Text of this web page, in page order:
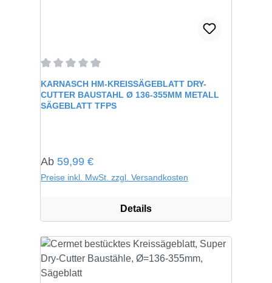
Durchschnittliche Bewertung von 0 von 5 Sternen
KARNASCH HM-KREISSÄGEBLATT DRY-
CUTTER BAUSTAHL Ø 136-355MM METALL
SÄGEBLATT TFPS
Regulärer Preis:
Ab 59,99 €
Preise inkl. MwSt. zzgl. Versandkosten
Details